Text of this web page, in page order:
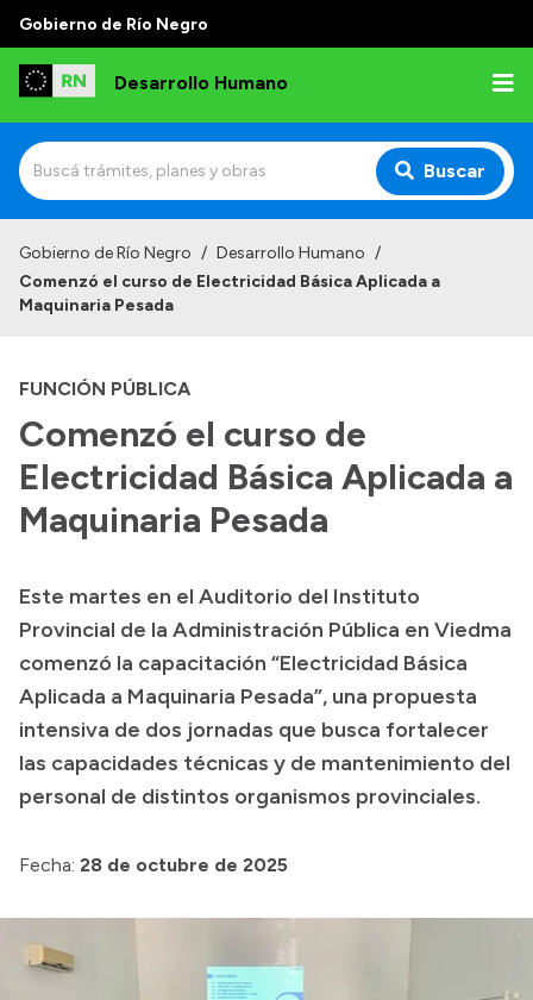
Gobierno de Río Negro
Desarrollo Humano
Buscar
Institucional
Autoridades
Delegaciones
Normativa
Presupuesto
Boletín Oficial
Compras y licitaciones
Consulta de expedientes
Consulta de pago a proveedores
Convocatorias
Gobierno de Río Negro / Desarrollo Humano /
Comenzó el curso de Electricidad Básica Aplicada a
Maquinaria Pesada
FUNCIÓN PÚBLICA
Comenzó el curso de
Electricidad Básica Aplicada a
Maquinaria Pesada
Este martes en el Auditorio del Instituto
Provincial de la Administración Pública en Viedma
comenzó la capacitación “Electricidad Básica
Aplicada a Maquinaria Pesada”, una propuesta
intensiva de dos jornadas que busca fortalecer
las capacidades técnicas y de mantenimiento del
personal de distintos organismos provinciales.
Fecha: 28 de octubre de 2025